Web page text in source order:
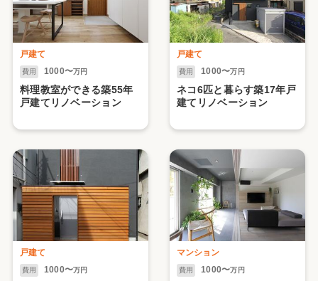
戸建て
費用 1000〜万円
料理教室ができる築55年
戸建てリノベーション
戸建て
費用 1000〜万円
ネコ6匹と暮らす築17年戸
建てリノベーション
戸建て
費用 1000〜万円
マンション
費用 1000〜万円